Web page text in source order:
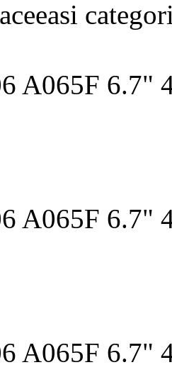
A065F
A065F
A065F 6.7"